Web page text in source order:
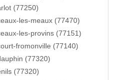
(77250)
les-meaux (77470)
les-provins (77151)
fromonville (77140)
(77320)
(77320)